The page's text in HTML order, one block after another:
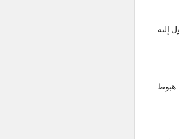
إليه
هبوط